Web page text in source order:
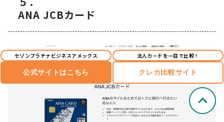
ANA JCBカード
セゾンプラチナビジネスアメックス
公式サイトはこちら
法人カードを一目で比較！
クレカ比較サイト